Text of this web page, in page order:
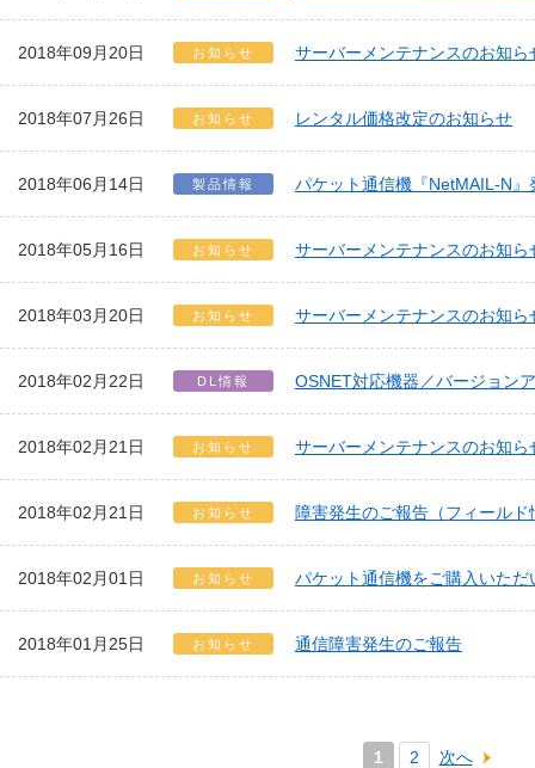
2018年09月20日 お知らせ サーバーメンテナンスのお知ら
2018年07月26日 お知らせ レンタル価格改定のお知らせ
2018年06月14日 製品情報 パケット通信機『NetMAIL-N』
2018年05月16日 お知らせ サーバーメンテナンスのお知ら
2018年03月20日 お知らせ サーバーメンテナンスのお知ら
2018年02月22日 DL情報 OSNET対応機器／バージョン
2018年02月21日 お知らせ サーバーメンテナンスのお知ら
2018年02月21日 お知らせ 障害発生のご報告（フィールド
2018年02月01日 お知らせ パケット通信機をご購入いた
2018年01月25日 お知らせ 通信障害発生のご報告
1 2 次へ